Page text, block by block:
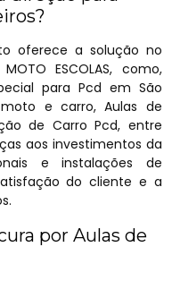
oferece a solução no
ESCOLAS, como,
para Pcd em São
moto e carro, Aulas de
de Carro Pcd, entre
aos investimentos da
e instalações de
do cliente e a
por Aulas de